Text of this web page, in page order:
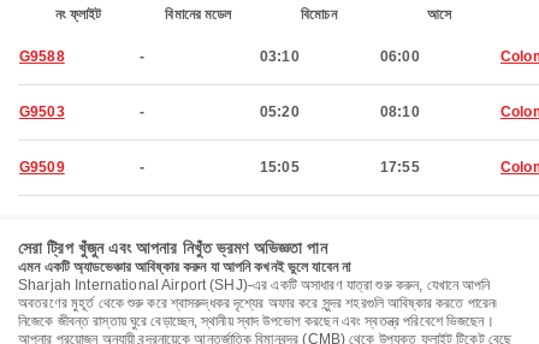
নং ফ্লাইট বিমানের মডেল বিমোচন আসে
G9588 - 03:10 06:00
G9503 - 05:20 08:10
G9509 - 15:05 17:55
সেরা ট্রিপ খুঁজুন এবং আপনার নিখুঁত ভ্রমণ অভিজ্ঞতা পান
এমন একটি অ্যাডভেঞ্চার আবিষ্কার করুন যা আপনি কখনই ভুলে যাবেন না
Sharjah International Airport (SHJ)-এর একটি অসাধারণ যাত্রা শুরু করুন, যেখানে আপনি
অবতরণের মুহূর্ত থেকে শুরু করে শ্বাসরুদ্ধকর দৃশ্যের অফার করে সুন্দর শহরগুলি আবিষ্কার করতে পারেন৷
নিজেকে জীবন্ত রাস্তায় ঘুরে বেড়াচ্ছেন, স্থানীয় স্বাদ উপভোগ করছেন এবং স্বতন্ত্র পরিবেশে ভিজছেন।
আপনার প্রয়োজন অনুযায়ী বন্দরনায়েকে আন্তর্জাতিক বিমানবন্দর (CMB) থেকে উপযুক্ত ফ্লাইট টিকেট বেছে